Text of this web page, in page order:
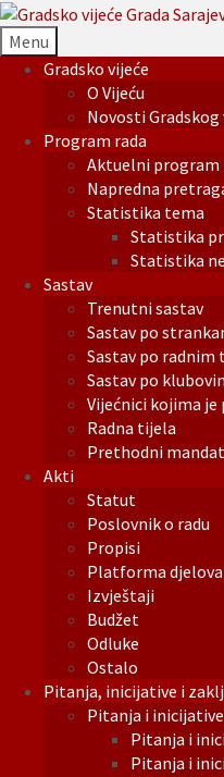
Menu
Gradsko vijeće
O Vijeću
Novosti Gradskog
Program rada
Aktuelni program
Napredna
Statistika tema
Statistika
Statistika
Sastav
Trenutni sastav
Sastav po
Sastav po radnim
Sastav po
Vijećnici kojima
Radna tijela
Prethodni
Akti
Statut
Poslovnik o radu
Propisi
Platforma
Izvještaji
Budžet
Odluke
Ostalo
Pitanja, inicijative i
Pitanja i
Pitanja i
Pitanja i